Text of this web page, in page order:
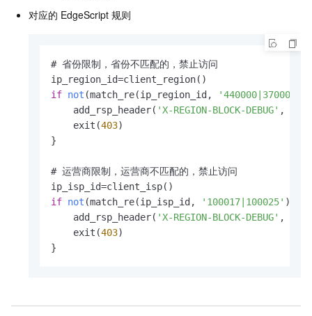
对应的 EdgeScript 规则
# 省份限制，省份不匹配的，禁止访问
if not (match_re(ip_region_id, '440000|370000'
    add_rsp_header(
'X-REGION-BLOCK-DEBUG' ,
    exit(
403)
}
# 运营商限制，运营商不匹配的，禁止访问
if not (match_re(ip_isp_id, '100017|100025' )
    add_rsp_header(
'X-REGION-BLOCK-DEBUG' ,
    exit(
403)
}